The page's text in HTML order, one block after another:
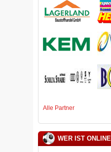
Alle Partner
WER IST ONLINE